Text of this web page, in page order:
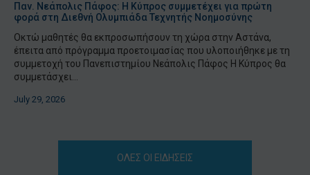
Παν. Νεάπολις Πάφος: Η Κύπρος συμμετέχει για πρώτη
φορά στη Διεθνή Ολυμπιάδα Τεχνητής Νοημοσύνης
Οκτώ μαθητές θα εκπροσωπήσουν τη χώρα στην Αστάνα,
έπειτα από πρόγραμμα προετοιμασίας που υλοποιήθηκε με τη
συμμετοχή του Πανεπιστημίου Νεάπολις Πάφος Η Κύπρος θα
συμμετάσχει...
July 29, 2026
ΟΛΕΣ ΟΙ ΕΙΔΗΣΕΙΣ